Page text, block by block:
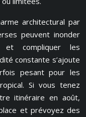
architectural par
peuvent inonder
et compliquer les
constante s’ajoute
pesant pour les
Si vous tenez
itinéraire en août,
et prévoyez des